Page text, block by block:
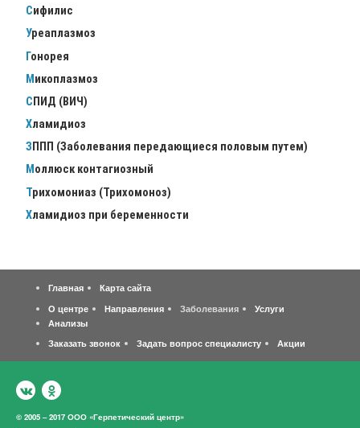
Сифилис
Уреаплазмоз
Гонорея
Микоплазмоз
СПИД (ВИЧ)
Хламидиоз
ЗППП (Заболевания передающиеся половым путем)
Моллюск контагиозный
Трихомониаз (Трихомоноз)
Хламидиоз при беременности
Главная
Карта сайта
О центре
Направления Заболевания
Услуги
Анализы
Заказать звонок
Задать вопрос специалисту Акции
© 2005 – 2017 ООО «Герпетический центр»